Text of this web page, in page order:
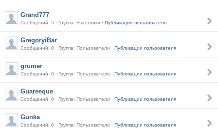
Grand777
Сообщений: 5 · Группа: Участники · Публикации пользователя
GregoryiBar
Сообщений: 0 · Группа: Пользователи · Публикации пользователя
grumer
Сообщений: 0 · Группа: Пользователи · Публикации пользователя
Guareeque
Сообщений: 0 · Группа: Пользователи · Публикации пользователя
Gunka
Сообщений: 0 · Группа: Пользователи · Публикации пользователя